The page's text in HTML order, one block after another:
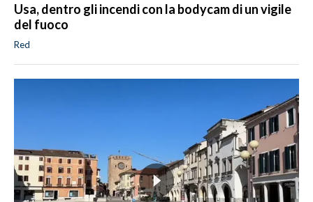
Usa, dentro gli incendi con la bodycam di un vigile
del fuoco
Red